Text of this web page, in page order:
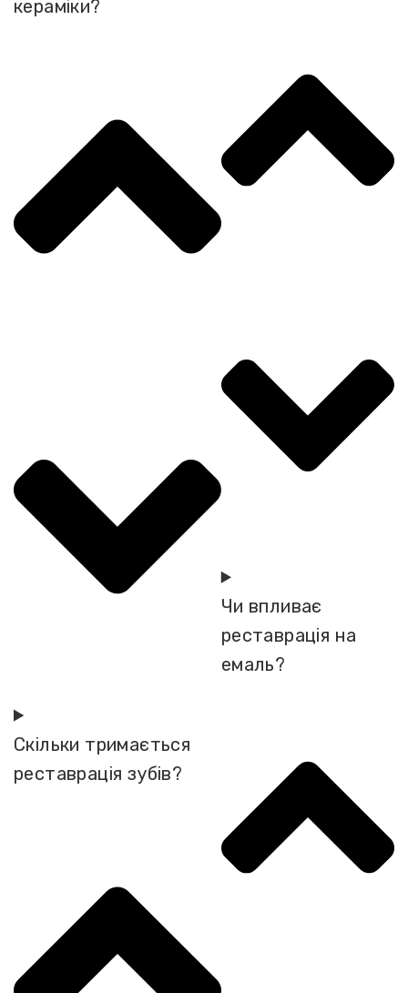
кераміки?
Скільки тримається
реставрація зубів?
Чи впливає
реставрація на
емаль?